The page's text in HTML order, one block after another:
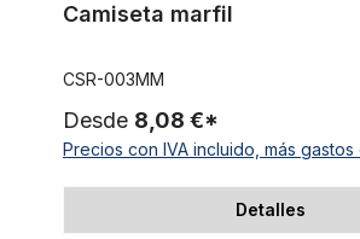
Camiseta marfil
CSR-003MM
Desde 8,08 €*
Precios con IVA incluido, más
Detalles